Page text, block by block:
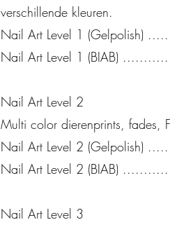
verschillende kleuren.
Nail Art Level 1 (Gelpolish)
Nail Art Level 1 (BIAB)
Nail Art Level 2
Multi color dierenprints, fades,
Nail Art Level 2 (Gelpolish)
Nail Art Level 2 (BIAB)
Nail Art Level 3